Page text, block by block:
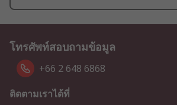
โทรศัพท์สอบถามข้อมูล
+66 2 648 6868
ติดตามเราได้ที่